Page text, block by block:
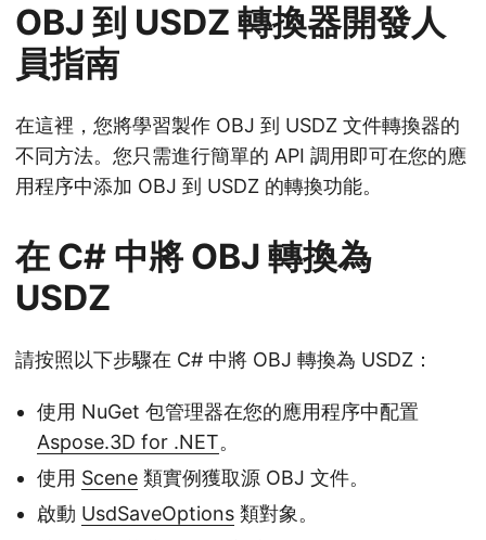
OBJ 到 USDZ 轉換器開發人
員指南
在這裡，您將學習製作 OBJ 到 USDZ 文件轉換器的
不同方法。您只需進行簡單的 API 調用即可在您的應
用程序中添加 OBJ 到 USDZ 的轉換功能。
在 C# 中將 OBJ 轉換為
USDZ
請按照以下步驟在 C# 中將 OBJ 轉換為 USDZ：
使用 NuGet 包管理器在您的應用程序中配置
Aspose.3D for .NET。
使用 Scene 類實例獲取源 OBJ 文件。
啟動 UsdSaveOptions 類對象。